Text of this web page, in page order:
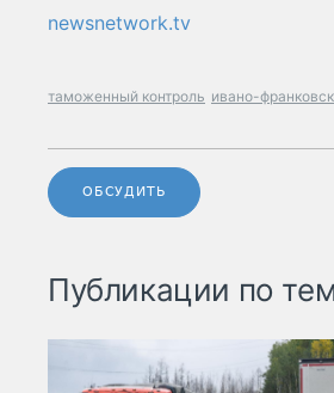
newsnetwork.tv
таможенный контроль ивано-
ОБСУДИТЬ
Публикации по